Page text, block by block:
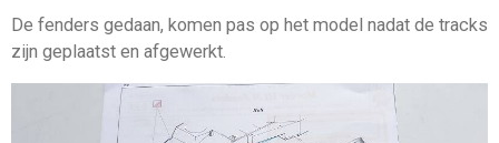
De fenders gedaan, komen pas op het model nadat de tracks
zijn geplaatst en afgewerkt.